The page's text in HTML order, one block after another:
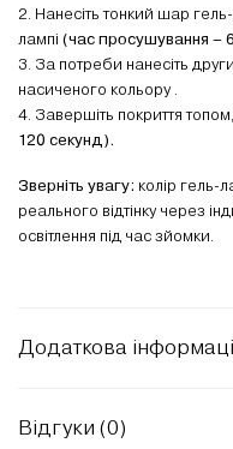
2. Нанесіть тонкий шар
лампі (час просушування –
3. За потреби нанесіть
насиченого кольору .
4. Завершіть покриття
120 секунд).
Зверніть увагу: колір гель-
реального відтінку через
освітлення під час зйомки.
Додаткова
Відгуки (0)